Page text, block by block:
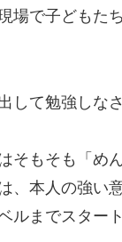
場で子どもた
して勉強しな
そもそも「め
、本人の強い
ルまでスター